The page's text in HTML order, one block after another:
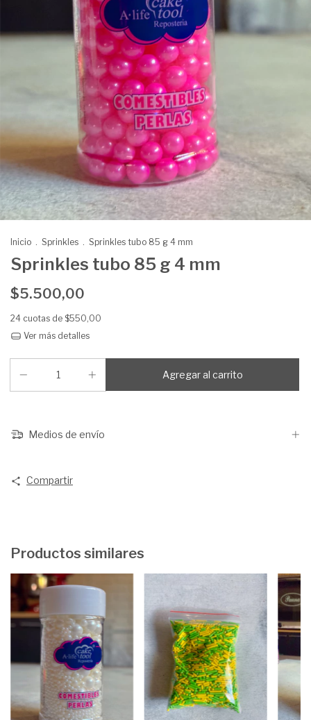
Inicio . Sprinkles . Sprinkles tubo 85 g 4 mm
Sprinkles tubo 85 g 4 mm
$5.500,00
24 cuotas de $550,00
Ver más detalles
Medios de envío
Compartir
Productos similares